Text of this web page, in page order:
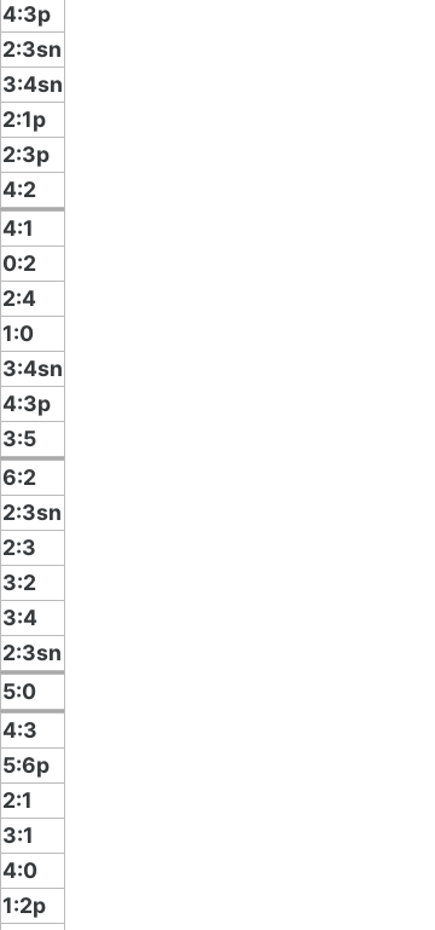
4:3p
2:3sn
3:4sn
2:1p
2:3p
4:2
4:1
0:2
2:4
1:0
3:4sn
4:3p
3:5
6:2
2:3sn
2:3
3:2
3:4
2:3sn
5:0
4:3
5:6p
2:1
3:1
4:0
1:2p